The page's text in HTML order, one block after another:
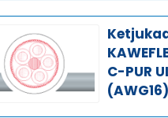
C-PUR
(AWG16)